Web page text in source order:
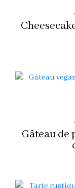
Gâteau de